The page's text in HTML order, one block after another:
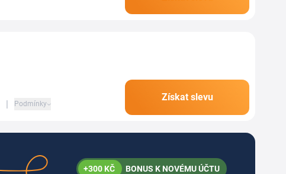
| Podmínky
Získat slevu
+300 KČ BONUS K NOVÉMU ÚČTU